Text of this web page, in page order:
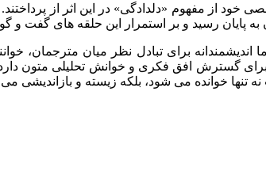
خود از مفهوم «دلدادگی» در این اثر از
پایان رسید و بر استمرار این حلقه های گفت و
برای تبادل نظر میان مترجمان،
برای گسترش افق فکری و خوانش تحلیلی متون
تنها خوانده می شود، بلکه زیسته و بازاندیشی